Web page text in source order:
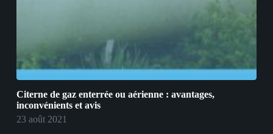
Citerne de gaz enterrée ou aérienne : avantages,
inconvénients et avis
23 août 2021